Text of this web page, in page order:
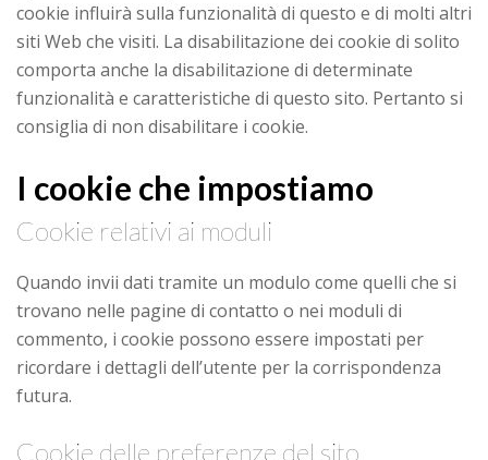
cookie influirà sulla funzionalità di questo e di molti altri
siti Web che visiti. La disabilitazione dei cookie di solito
comporta anche la disabilitazione di determinate
funzionalità e caratteristiche di questo sito. Pertanto si
consiglia di non disabilitare i cookie.
I cookie che impostiamo
Cookie relativi ai moduli
Quando invii dati tramite un modulo come quelli che si
trovano nelle pagine di contatto o nei moduli di
commento, i cookie possono essere impostati per
ricordare i dettagli dell’utente per la corrispondenza
futura.
Cookie delle preferenze del sito